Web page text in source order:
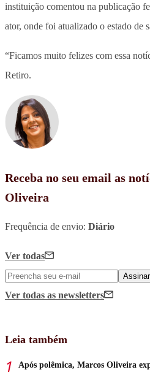
instituição comentou na publicação
ator, onde foi atualizado o estado de
“Ficamos muito felizes com essa
Retiro.
Receba no seu email as
Oliveira
Frequência de envio: Diário
Ver todas
Assinar
Ver todas as newsletters
Leia também
Após polêmica, Marcos Oliveira